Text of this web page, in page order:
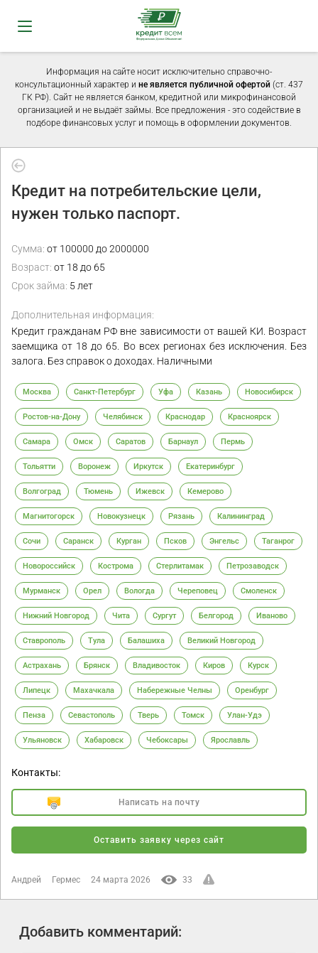
Информация на сайте носит исключительно справочно-
консультационный характер и не является публичной офертой (ст. 437
ГК РФ). Сайт не является банком, кредитной или микрофинансовой
организацией и не выдаёт займы. Все предложения - это содействие в
подборе финансовых услуг и помощь в оформлении документов.
Кредит на потребительские цели,
нужен только паспорт.
Сумма: от 100000 до 2000000
Возраст: от 18 до 65
Срок займа: 5 лет
Дополнительная информация:
Кредит гражданам РФ вне зависимости от вашей КИ. Возраст
заемщика от 18 до 65. Во всех регионах без исключения. Без
залога. Без справок о доходах. Наличными
Москва Санкт-Петербург Уфа Казань Новосибирск
Ростов-на-Дону Челябинск Краснодар Красноярск
Самара Омск Саратов Барнаул Пермь
Тольятти Воронеж Иркутск Екатеринбург
Волгоград Тюмень Ижевск Кемерово
Магнитогорск Новокузнецк Рязань Калининград
Сочи Саранск Курган Псков Энгельс Таганрог
Новороссийск Кострома Стерлитамак Петрозаводск
Мурманск Орел Вологда Череповец Смоленск
Нижний Новгород Чита Сургут Белгород Иваново
Ставрополь Тула Балашиха Великий Новгород
Астрахань Брянск Владивосток Киров Курск
Липецк Махачкала Набережные Челны Оренбург
Пенза Севастополь Тверь Томск Улан-Удэ
Ульяновск Хабаровск Чебоксары Ярославль
Контакты:
Написать на почту
Оставить заявку через сайт
Андрей Гермес 24 марта 2026 33
Добавить комментарий: